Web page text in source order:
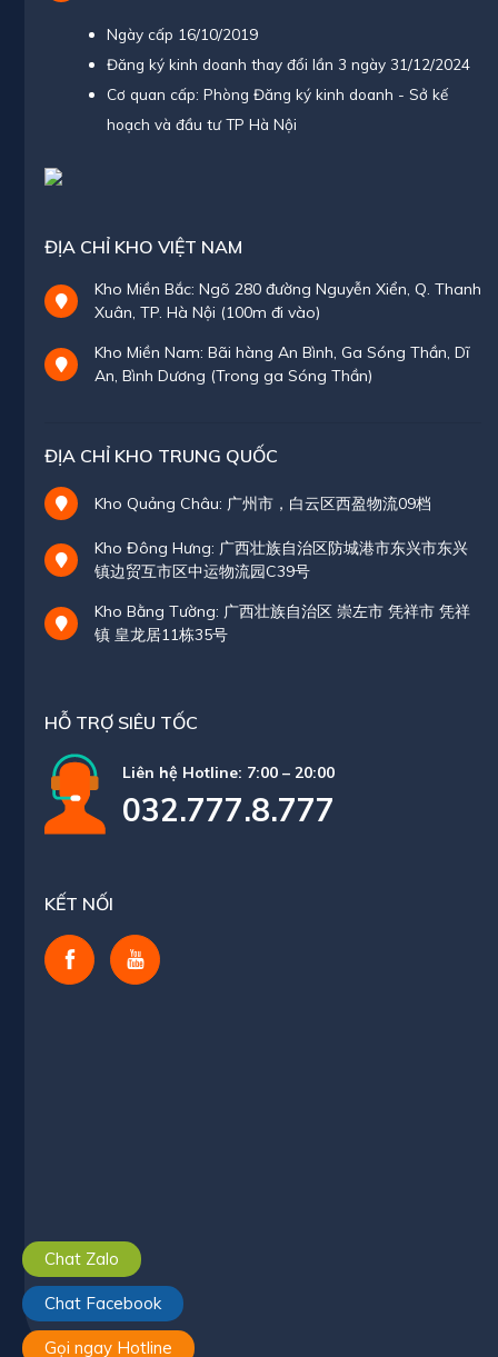
Ngày cấp 16/10/2019
Đăng ký kinh doanh thay đổi lần 3 ngày 31/12/2024
Cơ quan cấp: Phòng Đăng ký kinh doanh - Sở kế
hoạch và đầu tư TP Hà Nội
ĐỊA CHỈ KHO VIỆT NAM
Kho Miền Bắc: Ngõ 280 đường Nguyễn Xiển, Q. Thanh
Xuân, TP. Hà Nội (100m đi vào)
Kho Miền Nam: Bãi hàng An Bình, Ga Sóng Thần, Dĩ
An, Bình Dương (Trong ga Sóng Thần)
ĐỊA CHỈ KHO TRUNG QUỐC
Kho Quảng Châu: 广州市，白云区西盈物流09档
Kho Đông Hưng: 广西壮族自治区防城港市东兴市东兴
镇边贸互市区中运物流园C39号
Kho Bằng Tường: 广西壮族自治区 崇左市 凭祥市 凭祥
镇 皇龙居11栋35号
HỖ TRỢ SIÊU TỐC
Liên hệ Hotline: 7:00 – 20:00
032.777.8.777
KẾT NỐI
Chat Zalo
Chat Facebook
Gọi ngay Hotline